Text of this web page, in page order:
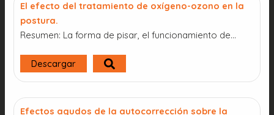
El efecto del tratamiento de oxígeno-ozono en la
postura.
Resumen: La forma de pisar, el funcionamiento de…
Descargar
Efectos agudos de la autocorrección sobre la